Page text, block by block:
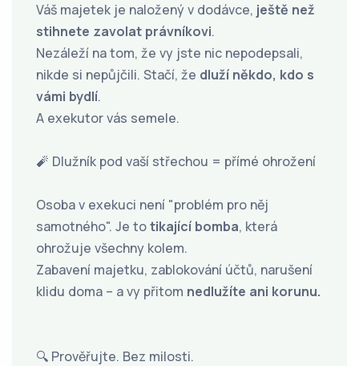
Váš majetek je naložený v dodávce, ještě než
stihnete zavolat právníkovi.
Nezáleží na tom, že vy jste nic nepodepsali,
nikde si nepůjčili. Stačí, že dluží někdo, kdo s
vámi bydlí.
A exekutor vás semele.
🧨 Dlužník pod vaší střechou = přímé ohrožení
Osoba v exekuci není "problém pro něj
samotného". Je totikající bomba, která
ohrožuje všechny kolem.
Zabavení majetku, zablokování účtů, narušení
klidu doma – a vy přitom nedlužíte ani korunu.
🔍 Prověřujte. Bez milosti.